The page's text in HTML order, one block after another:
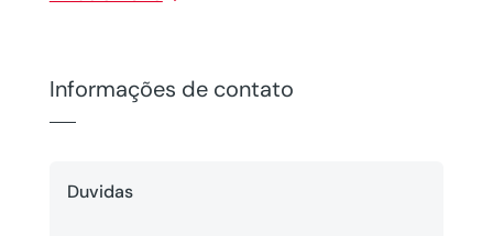
Informações de contato
Duvidas